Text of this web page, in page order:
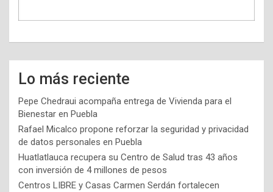
Lo más reciente
Pepe Chedraui acompaña entrega de Vivienda para el
Bienestar en Puebla
Rafael Micalco propone reforzar la seguridad y privacidad
de datos personales en Puebla
Huatlatlauca recupera su Centro de Salud tras 43 años
con inversión de 4 millones de pesos
Centros LIBRE y Casas Carmen Serdán fortalecen